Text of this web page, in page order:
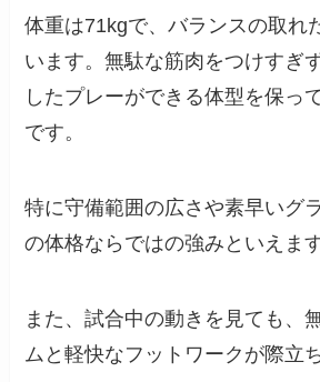
体重は71kgで、バランスの取れ
います。無駄な筋肉をつけすぎ
したプレーができる体型を保っ
です。
特に守備範囲の広さや素早いグ
の体格ならではの強みといえます
また、試合中の動きを見ても、
ムと軽快なフットワークが際立